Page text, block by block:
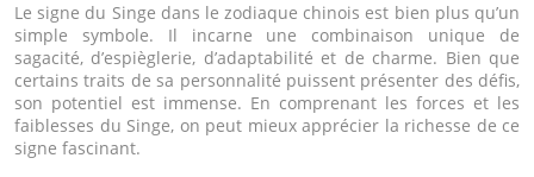
Le signe du Singe dans le zodiaque chinois est bien plus qu’un
simple symbole. Il incarne une combinaison unique de
sagacité, d’espièglerie, d’adaptabilité et de charme. Bien que
certains traits de sa personnalité puissent présenter des défis,
son potentiel est immense. En comprenant les forces et les
faiblesses du Singe, on peut mieux apprécier la richesse de ce
signe fascinant.